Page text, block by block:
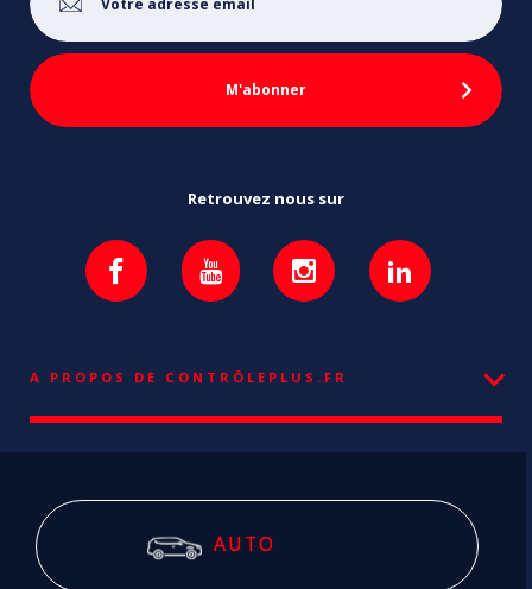
Retrouvez nous sur
A PROPOS DE CONTRÔLEPLUS.FR
AUTO